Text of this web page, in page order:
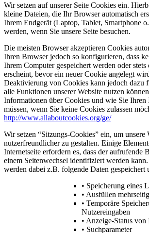
Wir setzen auf unserer Seite Cookies ein.
kleine Dateien, die Ihr Browser automatisch
Ihrem Endgerät (Laptop, Tablet, Smartphone
werden, wenn Sie unsere Seite besuchen.
Die meisten Browser akzeptieren Cookies
Ihren Browser jedoch so konfigurieren, dass
Ihrem Computer gespeichert werden oder
erscheint, bevor ein neuer Cookie angelegt
Deaktivierung von Cookies kann jedoch dazu
alle Funktionen unserer Website nutzen
Informationen über Cookies und wie Sie Ihren
müssen, wenn Sie keine Cookies zulassen
http://www.allaboutcookies.org/ge/
Wir setzen “Sitzungs-Cookies” ein, um unsere
nutzerfreundlicher zu gestalten. Einige
Internetseite erfordern es, dass der aufrufende
einem Seitenwechsel identifiziert werden
werden dabei z.B. folgende Daten gespeichert
• Speicherung eines
• Ausfüllen
• Temporäre
Nutzereingaben
• Anzeige-Status von
• Suchparameter